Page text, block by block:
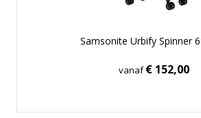
Samsonite Urbify Spinner
vanaf€ 152,00